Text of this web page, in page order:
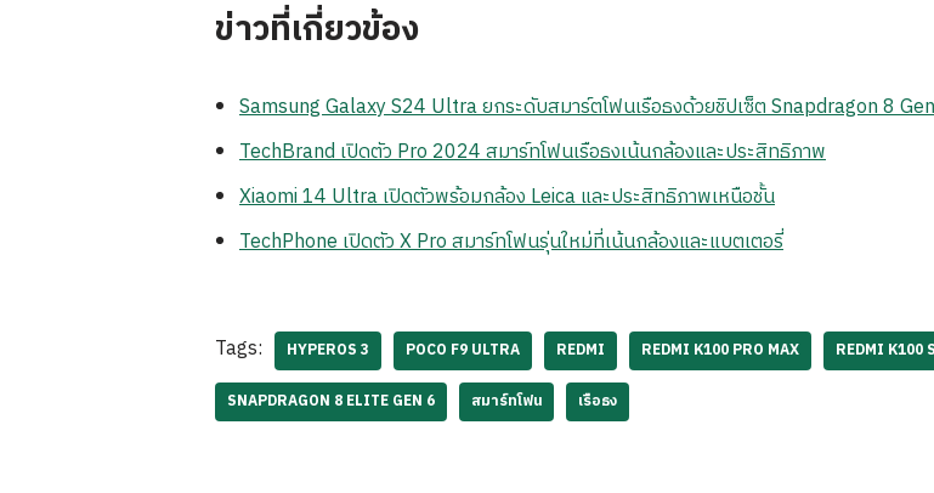
ข่าวที่เกี่ยวข้อง
Samsung Galaxy S24 Ultra ยกระดับสมาร์ตโฟนเรือธงด้วยชิปเซ็ต Snapdragon 8
TechBrand เปิดตัว Pro 2024 สมาร์ทโฟนเรือธงเน้นกล้องและประสิทธิภาพ
Xiaomi 14 Ultra เปิดตัวพร้อมกล้อง Leica และประสิทธิภาพเหนือชั้น
TechPhone เปิดตัว X Pro สมาร์ทโฟนรุ่นใหม่ที่เน้นกล้องและแบตเตอรี่
Tags: HYPEROS 3 POCO F9 ULTRA REDMI REDMI K100 PRO MAX REDMI K100
SNAPDRAGON 8 ELITE GEN 6 สมาร์ทโฟน เรือธง